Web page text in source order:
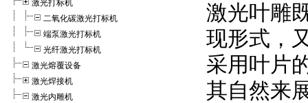
激光打标机
二氧化碳激光打标机
端泵激光打标机
光纤激光打标机
激光熔覆设备
激光焊接机
激光内雕机
激光叶雕
现形式，
采用叶片
其自然来